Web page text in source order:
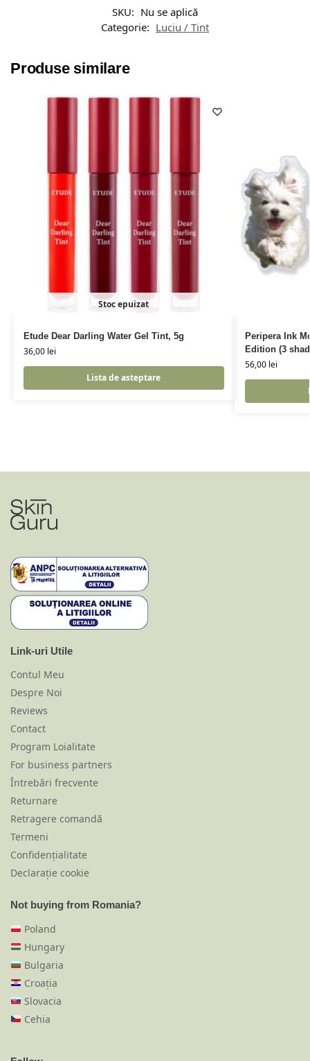
SKU: Nu se aplică
Categorie: Luciu / Tint
Produse similare
Stoc epuizat
Etude Dear Darling Water Gel Tint, 5g
36,00 lei
Lista de asteptare
Peripera Ink
Edition (3
56,00 lei
Link-uri Utile
Contul Meu
Despre Noi
Reviews
Contact
Program Loialitate
For business partners
Întrebări frecvente
Returnare
Retragere comandă
Termeni
Confidențialitate
Declarație cookie
Not buying from Romania?
Poland
Hungary
Bulgaria
Croația
Slovacia
Cehia